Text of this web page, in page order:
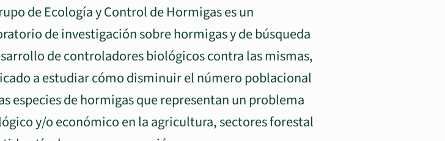
a la lista
visitar la sección de
de Ecología y Control de Hormigas es un
de investigación sobre hormigas y de búsqueda
de controladores biológicos contra las mismas,
a estudiar cómo disminuir el número poblacional
especies de hormigas que representan un problema
y/o económico en la agricultura, sectores forestal